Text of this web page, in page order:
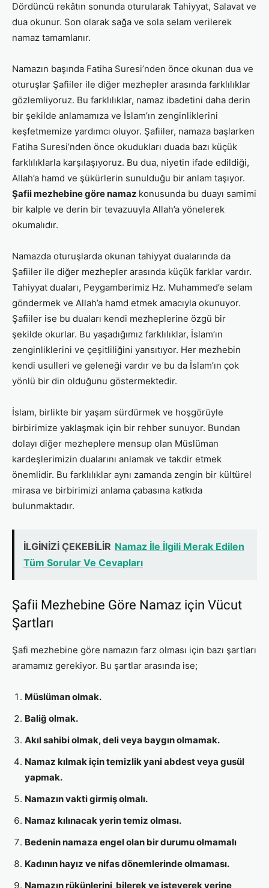
Dördüncü rekâtın sonunda oturularak Tahiyyat, Salavat ve
dua okunur. Son olarak sağa ve sola selam verilerek
namaz tamamlanır.
Namazın başında Fatiha Suresi’nden önce okunan dua ve
oturuşlar Şafiiler ile diğer mezhepler arasında farklılıklar
gözlemliyoruz. Bu farklılıklar, namaz ibadetini daha derin
bir şekilde anlamamıza ve İslam’ın zenginliklerini
keşfetmemize yardımcı oluyor. Şafiiler, namaza başlarken
Fatiha Suresi’nden önce okudukları duada bazı küçük
farklılıklarla karşılaşıyoruz. Bu dua, niyetin ifade edildiği,
Allah’a hamd ve şükürlerin sunulduğu bir anlam taşıyor.
Şafii mezhebine göre namaz konusunda bu duayı samimi
bir kalple ve derin bir tevazuuyla Allah’a yönelerek
okumalıdır.
Namazda oturuşlarda okunan tahiyyat dualarında da
Şafiiler ile diğer mezhepler arasında küçük farklar vardır.
Tahiyyat duaları, Peygamberimiz Hz. Muhammed’e selam
göndermek ve Allah’a hamd etmek amacıyla okunuyor.
Şafiiler ise bu duaları kendi mezheplerine özgü bir
şekilde okurlar. Bu yaşadığımız farklılıklar, İslam’ın
zenginliklerini ve çeşitliliğini yansıtıyor. Her mezhebin
kendi usulleri ve geleneği vardır ve bu da İslam’ın çok
yönlü bir din olduğunu göstermektedir.
İslam, birlikte bir yaşam sürdürmek ve hoşgörüyle
birbirimize yaklaşmak için bir rehber sunuyor. Bundan
dolayı diğer mezheplere mensup olan Müslüman
kardeşlerimizin dualarını anlamak ve takdir etmek
önemlidir. Bu farklılıklar aynı zamanda zengin bir kültürel
mirasa ve birbirimizi anlama çabasına katkıda
bulunmaktadır.
İLGİNİZİ ÇEKEBİLİR Namaz İle İlgili Merak Edilen
Tüm Sorular Ve Cevapları
Şafii Mezhebine Göre Namaz için Vücut
Şartları
Şafi mezhebine göre namazın farz olması için bazı şartları
aramamız gerekiyor. Bu şartlar arasında ise;
Müslüman olmak.
Baliğ olmak.
Akıl sahibi olmak, deli veya baygın olmamak.
Namaz kılmak için temizlik yani abdest veya gusül
yapmak.
Namazın vakti girmiş olmalı.
Namaz kılınacak yerin temiz olması.
Bedenin namaza engel olan bir durumu olmamalı
Kadının hayız ve nifas dönemlerinde olmaması.
Namazın rükünlerini bilerek ve isteyerek yerine